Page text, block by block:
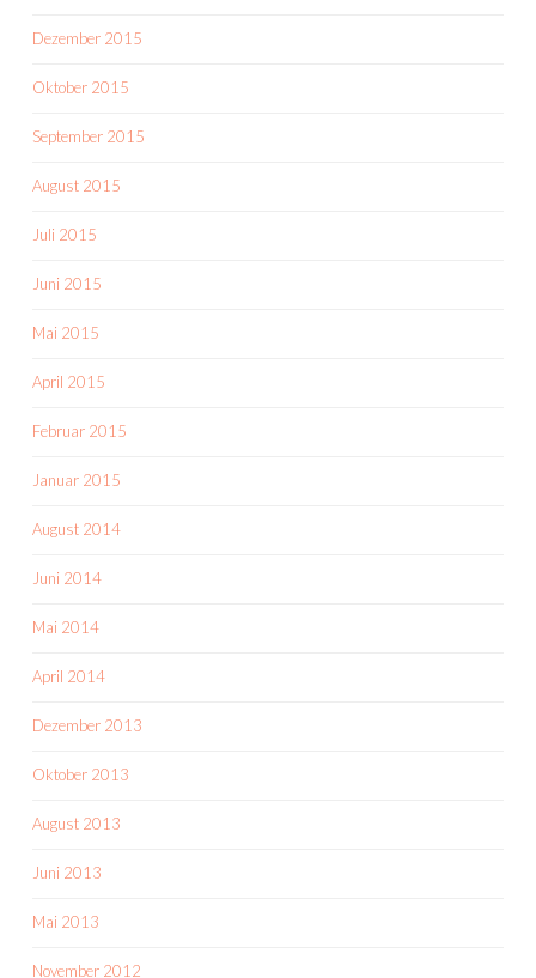
Dezember 2015
Oktober 2015
September 2015
August 2015
Juli 2015
Juni 2015
Mai 2015
April 2015
Februar 2015
Januar 2015
August 2014
Juni 2014
Mai 2014
April 2014
Dezember 2013
Oktober 2013
August 2013
Juni 2013
Mai 2013
November 2012